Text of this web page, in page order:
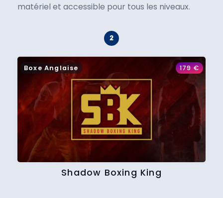
matériel et accessible pour tous les niveaux.
Boxe Anglaise 179€
Shadow Boxing King